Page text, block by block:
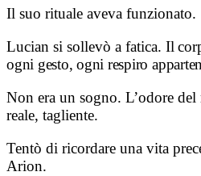
Il suo rituale aveva funzionato.
Lucian si sollevò a fatica. Il
ogni gesto, ogni respiro
Non era un sogno. L’odore
reale, tagliente.
Tentò di ricordare una vita
Arion.